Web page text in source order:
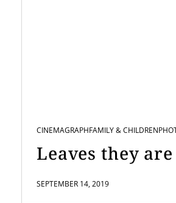
CINEMAGRAPHFAMILY & CHILDREN
Leaves they
SEPTEMBER 14, 2019